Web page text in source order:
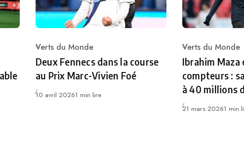
Category
Verts du Monde
Deux Fennecs dans la course
au Prix Marc-Vivien Foé
Publié
10 avril 20261 min lire
Category
Verts du Monde
Ibrahim Maza
compteurs :
à 40 millions
Publié
21 mars 20261 min